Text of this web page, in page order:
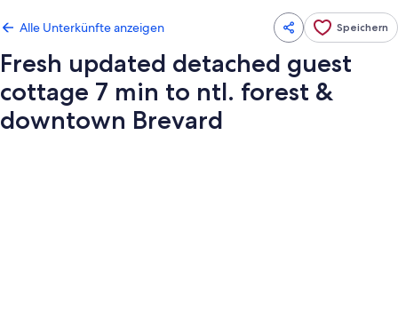
Alle Unterkünfte anzeigen Speichern
Fresh updated detached guest
cottage 7 min to ntl. forest &
downtown Brevard